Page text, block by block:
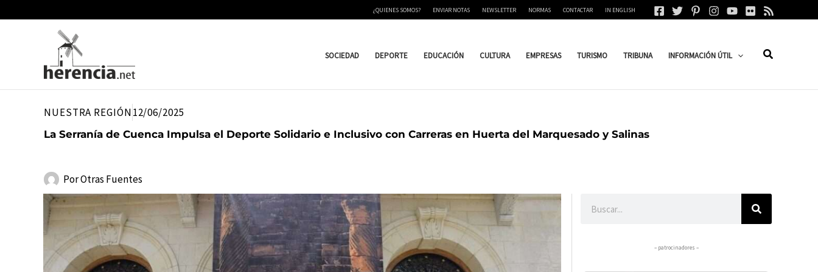
¿QUIENES SOMOS? ENVIAR NOTAS NEWSLETTER NORMAS CONTACTAR IN ENGLISH
SOCIEDAD DEPORTE EDUCACIÓN CULTURA EMPRESAS TURISMO TRIBUNA INFORMACIÓN ÚTIL
NUESTRA REGIÓN12/06/2025
La Serranía de Cuenca Impulsa el Deporte Solidario e Inclusivo con Carreras en Huerta del Marquesado y Salinas
PorOtras Fuentes
– patrocinadores –